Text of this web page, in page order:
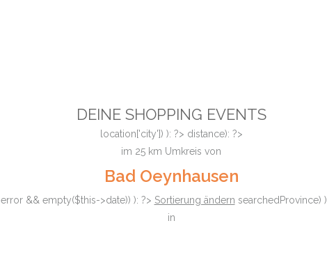
DEINE SHOPPING EVENTS
location['city']) ): ?> distance): ?>
im 25 km Umkreis von
Bad Oeynhausen
error && empty($this->date)) ): ?> Sortierung ändern searchedProvince)
in